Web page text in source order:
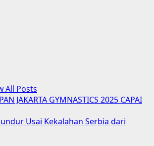
All Posts
JAKARTA GYMNASTICS 2025 CAPAI
Usai Kekalahan Serbia dari